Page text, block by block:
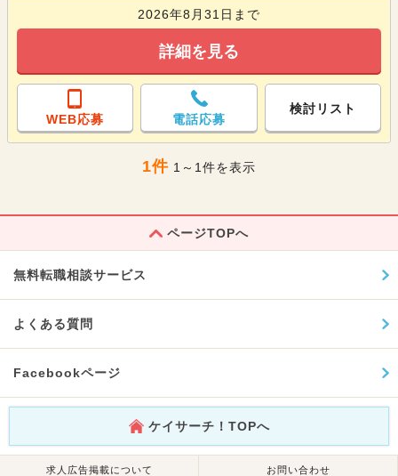
2026年8月31日まで
詳細を見る
WEB応募 電話応募
検討リスト
1件 1～1件を表示
ページTOPへ
無料転職相談サービス
よくある質問
Facebookページ
ケイサーチ！TOPへ
求人広告掲載について お問い合わせ